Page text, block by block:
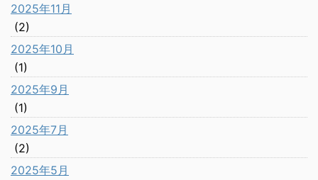
2025年11月
(2)
2025年10月
(1)
2025年9月
(1)
2025年7月
(2)
2025年5月